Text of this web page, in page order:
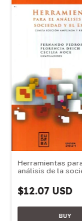
Herramientas
análisis de la
$12.07 USD